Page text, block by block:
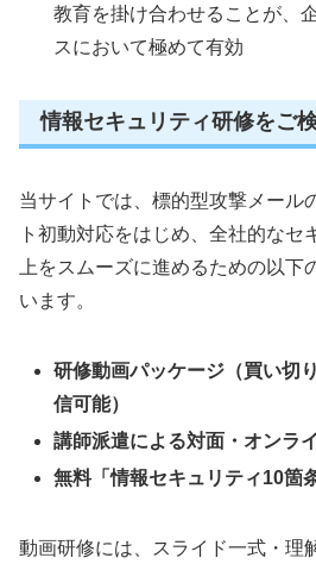
教育を掛け合わせることが、
スにおいて極めて有効
情報セキュリティ研修をご
当サイトでは、標的型攻撃メール
ト初動対応をはじめ、全社的なセ
上をスムーズに進めるための以下
います。
研修動画パッケージ（買い切
信可能）
講師派遣による対面・オンラ
無料「情報セキュリティ10箇
動画研修には、スライド一式・理